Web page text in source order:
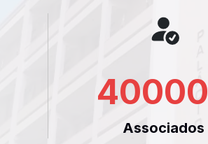
40000
Associados